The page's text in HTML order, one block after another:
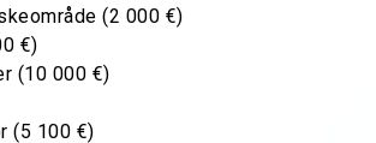
(2 000 €)
€)
(10 000 €)
(5 100 €)